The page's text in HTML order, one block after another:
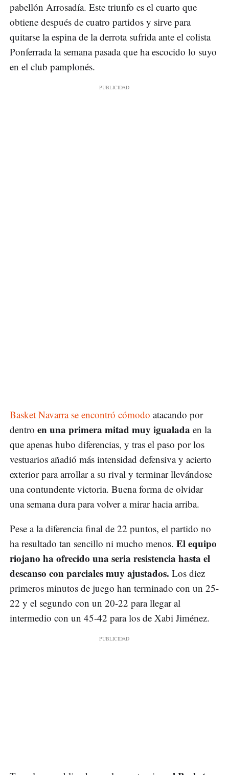
pabellón Arrosadía. Este triunfo es el cuarto que
obtiene después de cuatro partidos y sirve para
quitarse la espina de la derrota sufrida ante el colista
Ponferrada la semana pasada que ha escocido lo suyo
en el club pamplonés.
Basket Navarra se encontró cómodo atacando por
dentro en una primera mitad muy igualada en la
que apenas hubo diferencias, y tras el paso por los
vestuarios añadió más intensidad defensiva y acierto
exterior para arrollar a su rival y terminar llevándose
una contundente victoria. Buena forma de olvidar
una semana dura para volver a mirar hacia arriba.
Pese a la diferencia final de 22 puntos, el partido no
ha resultado tan sencillo ni mucho menos. El equipo
riojano ha ofrecido una seria resistencia hasta el
descanso con parciales muy ajustados. Los diez
primeros minutos de juego han terminado con un 25-
22 y el segundo con un 20-22 para llegar al
intermedio con un 45-42 para los de Xabi Jiménez.